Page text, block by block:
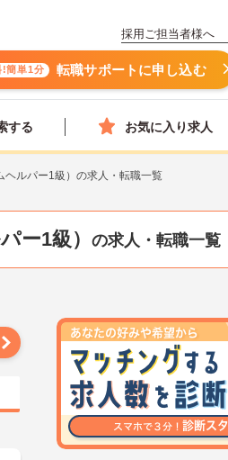
採用ご担当者様へ
!簡単1分 転職サポートに申し込む
する お気に入り求人
ヘルパー1級）の求人・転職一覧
ー1級） の求人・転職一覧